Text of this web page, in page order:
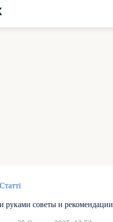
Статті
руками советы и рекомендации